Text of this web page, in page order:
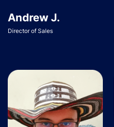
Andrew J.
Director of Sales